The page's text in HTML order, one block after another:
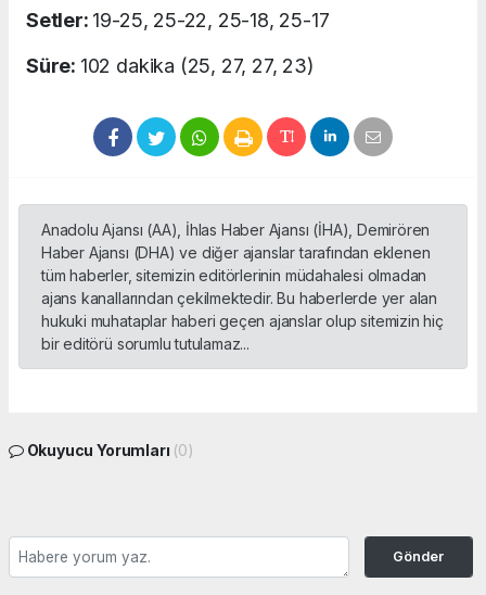
Setler: 19-25, 25-22, 25-18, 25-17
Süre: 102 dakika (25, 27, 27, 23)
Anadolu Ajansı (AA), İhlas Haber Ajansı (İHA), Demirören
Haber Ajansı (DHA) ve diğer ajanslar tarafından eklenen
tüm haberler, sitemizin editörlerinin müdahalesi olmadan
ajans kanallarından çekilmektedir. Bu haberlerde yer alan
hukuki muhataplar haberi geçen ajanslar olup sitemizin hiç
bir editörü sorumlu tutulamaz...
Okuyucu Yorumları (0)
Gönder